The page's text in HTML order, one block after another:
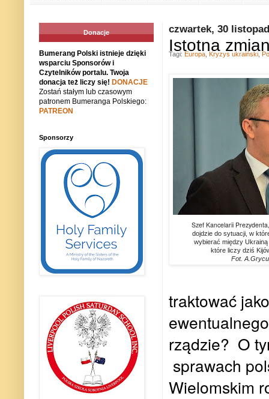
czwartek, 30
Istotna
Szef Kancelarii
dojdziedo sytuacji, w
wybierać między
które liczy dziś
Fot.
traktować
rządzie? O
sprawach
Wielomskim
Tagi: Europa Kryzys ukraiński
Donacje
Bumerang Polski istnieje dzięki
wsparciu Sponsorów i
Czytelników portalu. Twoja
donacja też liczy się! DONACJE
Zostań stałym lub czasowym
patronem Bumeranga Polskiego:
PATREON
Sponsorzy